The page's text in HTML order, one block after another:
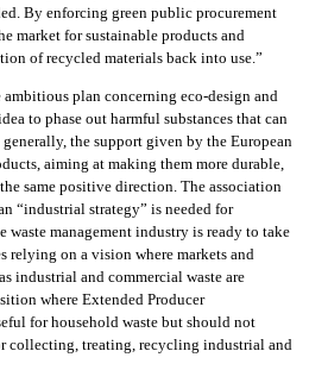
By enforcing green public procurement
market for sustainable products and
of recycled materials back into use.”
plan concerning eco-design and
to phase out harmful substances that can
the support given by the European
aiming at making them more durable,
same positive direction. The association
“industrial strategy” is needed for
waste management industry is ready to take
relying on a vision where markets and
industrial and commercial waste are
where Extended Producer
for household waste but should not
collecting, treating, recycling industrial and